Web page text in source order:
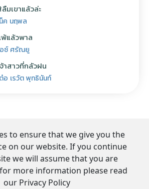
มเขาแล้วล่ะ
ค นฤพล
พ้แล้วพาล
ซ์ ศรัณยู
าสาวที่กลัวฝน
อ เรวัต พุทธินันท์
to ensure that we give you the
on our website. If you continue
we will assume that you are
more information please read
our Privacy Policy